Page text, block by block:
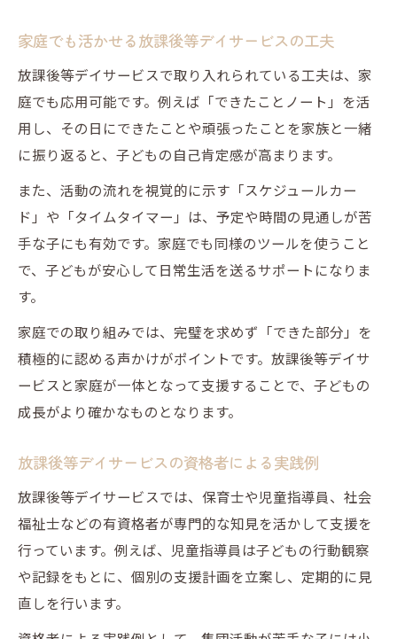
家庭でも活かせる放課後等デイサービスの工夫
放課後等デイサービスで取り入れられている工夫は、家
庭でも応用可能です。例えば「できたことノート」を活
用し、その日にできたことや頑張ったことを家族と一緒
に振り返ると、子どもの自己肯定感が高まります。
また、活動の流れを視覚的に示す「スケジュールカー
ド」や「タイムタイマー」は、予定や時間の見通しが苦
手な子にも有効です。家庭でも同様のツールを使うこと
で、子どもが安心して日常生活を送るサポートになりま
す。
家庭での取り組みでは、完璧を求めず「できた部分」を
積極的に認める声かけがポイントです。放課後等デイサ
ービスと家庭が一体となって支援することで、子どもの
成長がより確かなものとなります。
放課後等デイサービスの資格者による実践例
放課後等デイサービスでは、保育士や児童指導員、社会
福祉士などの有資格者が専門的な知見を活かして支援を
行っています。例えば、児童指導員は子どもの行動観察
や記録をもとに、個別の支援計画を立案し、定期的に見
直しを行います。